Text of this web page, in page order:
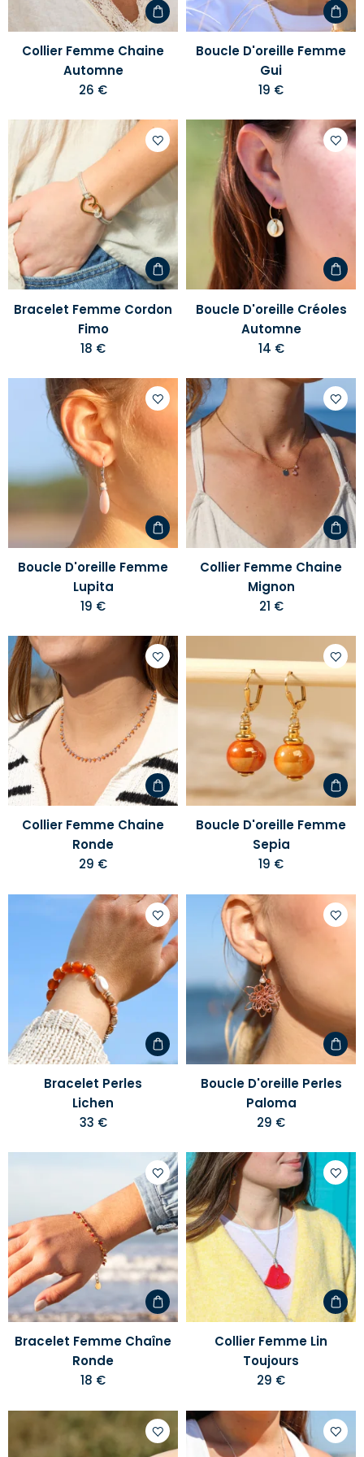
Collier Femme Chaine
Automne
26 €
Boucle D'oreille Femme
Gui
19 €
Ajouter
à
votre
liste
d'envies
Bracelet Femme Cordon
Fimo
18 €
votre
Boucle D'oreille Créoles
Automne
14 €
Ajouter
à
d'envies
Boucle D'oreille Femme
Lupita
19 €
à
votre
liste
Collier Femme Chaine
Mignon
21 €
Ajouter
à
votre
liste
d'envies
Collier Femme Chaine
Ronde
29 €
liste
Boucle D'oreille Femme
Sepia
19 €
Ajouter
à
votre
liste
Bracelet Perles
Lichen
33 €
Boucle D'oreille Perles
Paloma
29 €
Ajouter
à
votre
liste
d'envies
Bracelet Femme Chaîne
Ronde
18 €
à
votre
liste
Collier Femme Lin
Toujours
29 €